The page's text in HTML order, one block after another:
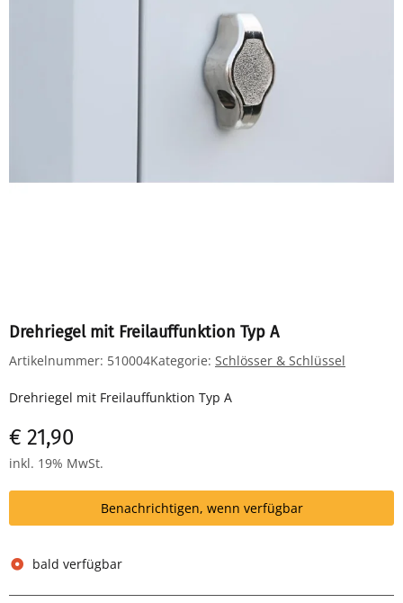
Drehriegel mit Freilauffunktion Typ A
Artikelnummer: 510004Kategorie: Schlösser & Schlüssel
Drehriegel mit Freilauffunktion Typ A
€ 21,90
inkl. 19% MwSt.
Benachrichtigen, wenn verfügbar
bald verfügbar